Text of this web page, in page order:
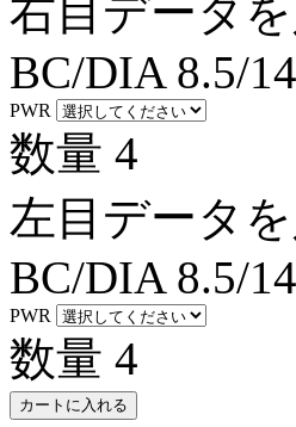
右目データ
BC/DIA 8.5/
PWR
数量 4
左目データ
BC/DIA 8.5/
PWR
数量 4
カートに入れる